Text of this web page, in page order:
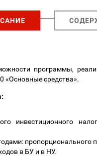
программы,
«Основные средства».
инвестиционного
пропорционального
в БУ и в НУ.